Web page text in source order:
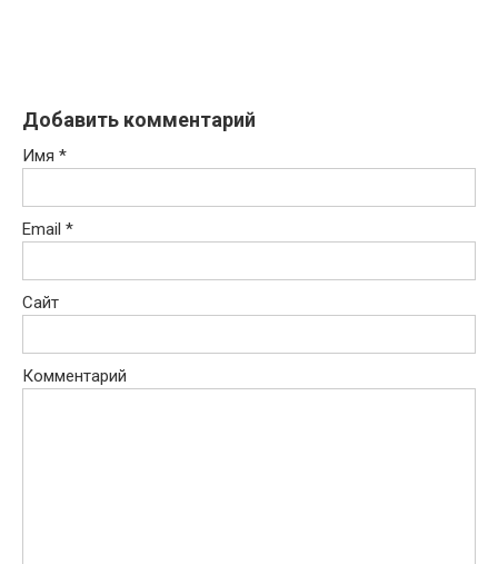
Добавить комментарий
Имя *
Email *
Сайт
Комментарий